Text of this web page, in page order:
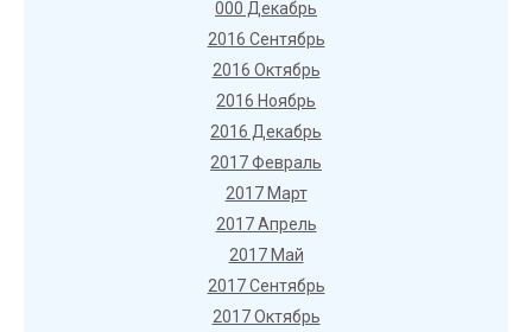
000 Декабрь
2016 Сентябрь
2016 Октябрь
2016 Ноябрь
2016 Декабрь
2017 Февраль
2017 Март
2017 Апрель
2017 Май
2017 Сентябрь
2017 Октябрь